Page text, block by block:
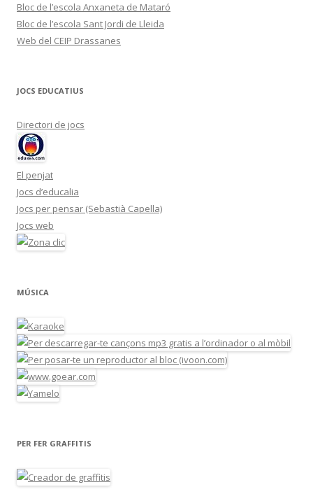
Bloc de l’escola Anxaneta de Mataró
Bloc de l’escola Sant Jordi de Lleida
Web del CEIP Drassanes
JOCS EDUCATIUS
Directori de jocs
El penjat
Jocs d’educalia
Jocs per pensar (Sebastià Capella)
Jocs web
MÚSICA
PER FER GRAFFITIS